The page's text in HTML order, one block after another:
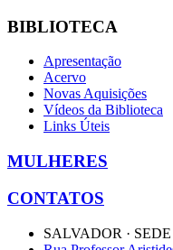
BIBLIOTECA
Apresentação
Acervo
Novas Aquisições
Vídeos da Biblioteca
Links Úteis
MULHERES
CONTATOS
SALVADOR · SEDE